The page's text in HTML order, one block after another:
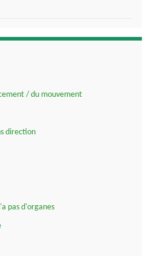
/ du mouvement
direction
pas d'organes